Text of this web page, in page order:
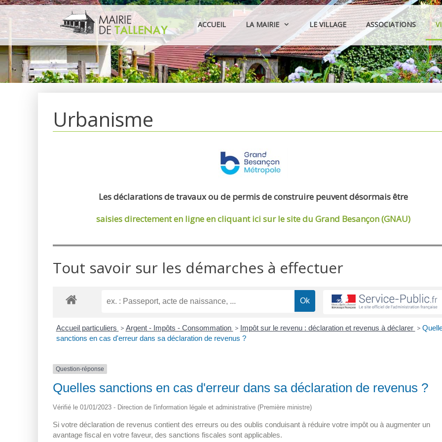
Aller
au
contenu
ACCUEIL LA MAIRIE LE VILLAGE ASSOCIATIONS
Urbanisme
Les déclarations de travaux ou de permis de construire peuvent désormais être
saisies directement en ligneen cliquant ici sur le site du Grand Besançon (GNAU)
Tout savoir sur les démarches à effectuer
Accueil particuliers > Argent - Impôts - Consommation > Impôt sur le revenu : déclaration et revenus à déclarer >
sanctions en cas d'erreur dans sa déclaration de revenus ?
Question-réponse
Quelles sanctions en cas d'erreur dans sa déclaration de revenus ?
Vérifié le 01/01/2023 - Direction de l'information légale et administrative (Première ministre)
Si votre déclaration de revenus contient des erreurs ou des oublis conduisant à réduire votre impôt ou à augmenter un
avantage fiscal en votre faveur, des sanctions fiscales sont applicables.